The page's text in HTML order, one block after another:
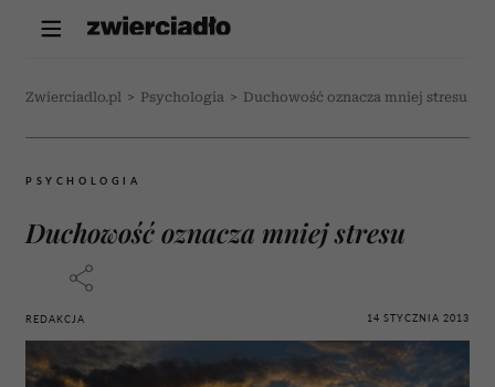
Zwierciadlo.pl > Psychologia > Duchowość oznacza mniej stresu
PSYCHOLOGIA
Duchowość oznacza mniej stresu
REDAKCJA 14 STYCZNIA 2013